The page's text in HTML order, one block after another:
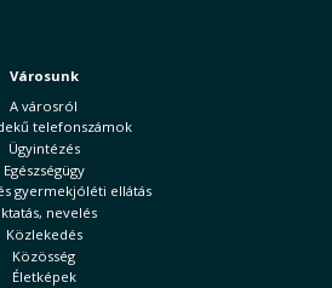
Városunk
A városról
telefonszámok
Ügyintézés
Egészségügy
gyermekjóléti ellátás
nevelés
Közlekedés
Közösség
Életképek